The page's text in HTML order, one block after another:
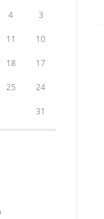
3
4
10
11
17
18
24
25
31